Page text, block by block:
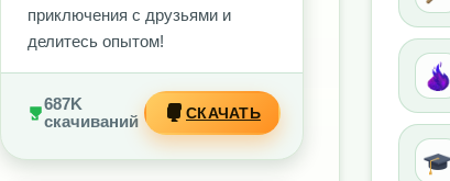
приключения с друзьями и
делитесь опытом!
687K
скачиваний
СКАЧАТЬ